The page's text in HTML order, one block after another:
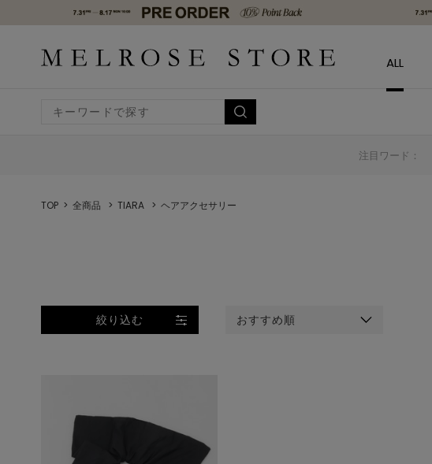
ALL
注目ワード：
TOP 全商品 TIARA ヘアアクセサリー
絞り込む おすすめ順